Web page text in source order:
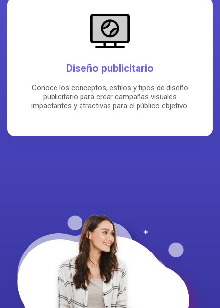
Diseño publicitario
Conoce los conceptos, estilos y tipos de diseño
publicitario para crear campañas visuales
impactantes y atractivas para el público objetivo.